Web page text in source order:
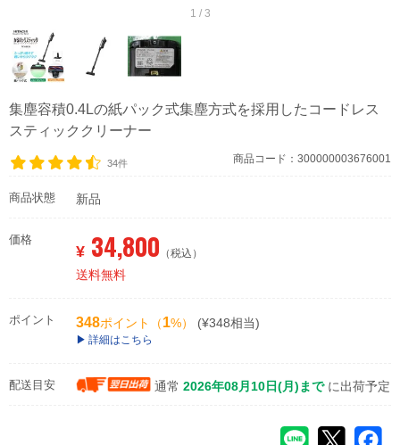
1 / 3
集塵容積0.4Lの紙パック式集塵方式を採用したコードレス
スティッククリーナー
34件 商品コード：300000003676001
商品状態 新品
価格
¥ 34,800 （税込）
送料無料
ポイント 348ポイント（1%） (¥348相当)
詳細はこちら
配送目安 通常 2026年08月10日(月)まで に出荷予定